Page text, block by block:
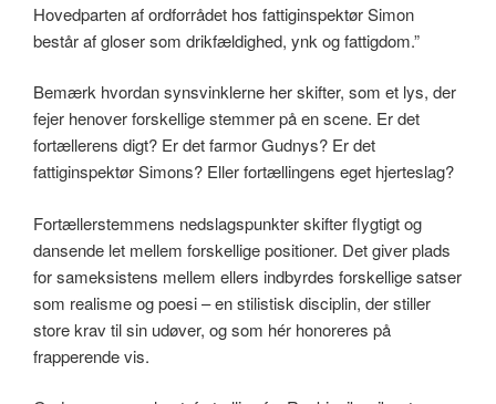
Hovedparten af ordforrådet hos fattiginspektør Simon
består af gloser som drikfældighed, ynk og fattigdom.”
Bemærk hvordan synsvinklerne her skifter, som et lys, der
fejer henover forskellige stemmer på en scene. Er det
fortællerens digt? Er det farmor Gudnys? Er det
fattiginspektør Simons? Eller fortællingens eget hjerteslag?
Fortællerstemmens nedslagspunkter skifter flygtigt og
dansende let mellem forskellige positioner. Det giver plads
for sameksistens mellem ellers indbyrdes forskellige satser
som realisme og poesi – en stilistisk disciplin, der stiller
store krav til sin udøver, og som hér honoreres på
frapperende vis.